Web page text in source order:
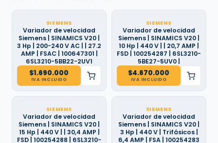
SIEMENS
Variador de velocidad
Siemens | SINAMICS V20 |
3 Hp | 200-240 V AC | | 27.2
AMP | FSAC | 100647301 |
6SL3210-5BB22-2UV1
$1.690.000
IVA INCLUIDO
SIEMENS
Variador de velocidad
Siemens | SINAMICS V20 |
10 Hp | 440 V | | 20,7 AMP |
FSD | 100254287 | 6SL3210-
5BE27-5UV0 |
$4.670.000
IVA INCLUIDO
SIEMENS
Variador de velocidad
Siemens | SINAMICS V20 |
15 Hp | 440 V | | 30,4 AMP |
FSD | 100254288 | 6SL3210-
SIEMENS
Variador de velocidad
Siemens | SINAMICS V20 |
3 Hp | 440 V | Trifásicos |
6,4 AMP | FSA | 100254283